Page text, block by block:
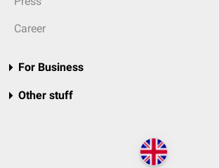
Career
For Business
Other stuff